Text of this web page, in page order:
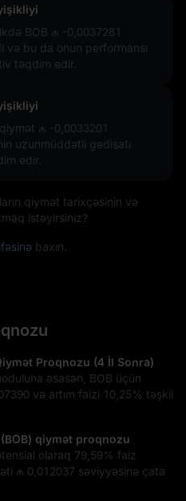
BOB ₼ -0,0037281
və bu da onun performansı
təqdim edir.
₼ -0,0033201
uzunmüddətli gedişatı
edir.
qiymət tarixçəsinin və
istəyirsiniz?
baxın.
Proqnozu (4 İl Sonra)
əsasən, BOB üçün
və artım faizi 10,25% təşkil
qiymət proqnozu
olaraq 79,59% faiz
₼ 0,012037 səviyyəsinə çata